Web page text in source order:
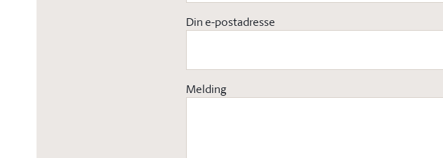
Din e-postadresse
Melding